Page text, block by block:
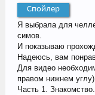
Спойлер
Я выбрала для
симов.
И показываю
Надеюсь, вам
Для видео
правом нижнем
Часть 1. Знакомство.